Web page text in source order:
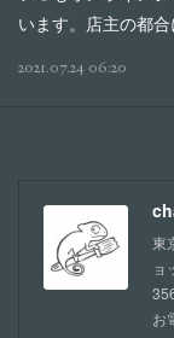
います。店主の都
2021.07.24 06:20
東
ョ
お